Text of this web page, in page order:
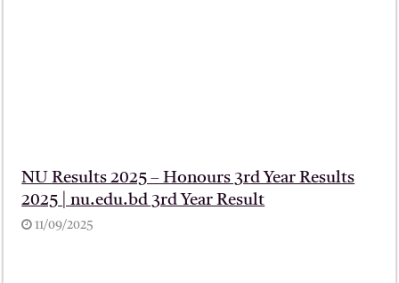
NU Results 2025 – Honours 3rd Year Results
2025 | nu.edu.bd 3rd Year Result
11/09/2025